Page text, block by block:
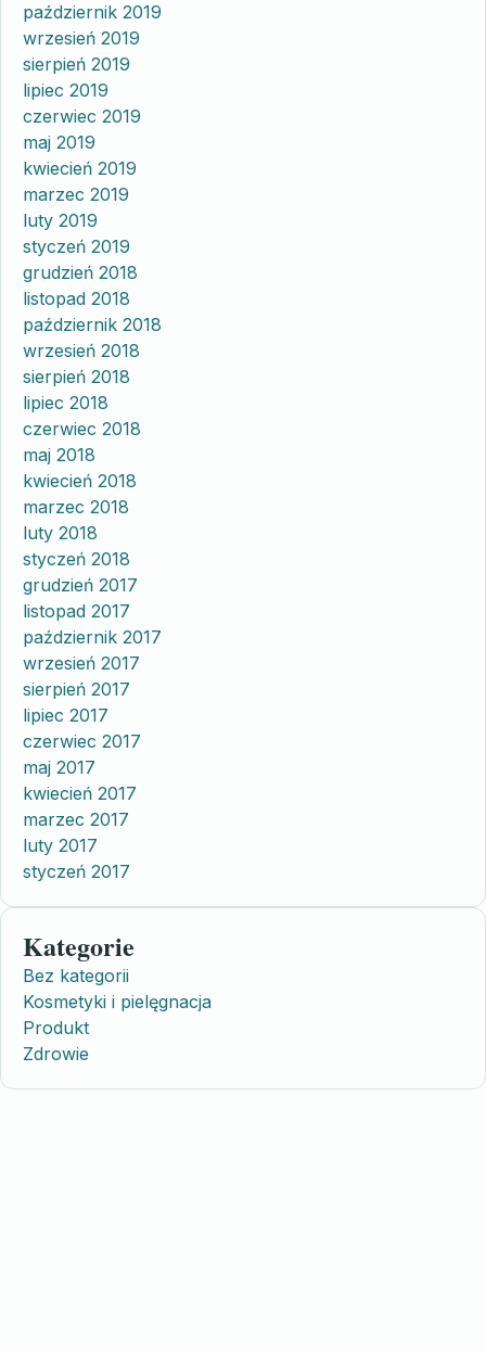
październik 2019
wrzesień 2019
sierpień 2019
lipiec 2019
czerwiec 2019
maj 2019
kwiecień 2019
marzec 2019
luty 2019
styczeń 2019
grudzień 2018
listopad 2018
październik 2018
wrzesień 2018
sierpień 2018
lipiec 2018
czerwiec 2018
maj 2018
kwiecień 2018
marzec 2018
luty 2018
styczeń 2018
grudzień 2017
listopad 2017
październik 2017
wrzesień 2017
sierpień 2017
lipiec 2017
czerwiec 2017
maj 2017
kwiecień 2017
marzec 2017
luty 2017
styczeń 2017
Kategorie
Bez kategorii
Kosmetyki i pielęgnacja
Produkt
Zdrowie